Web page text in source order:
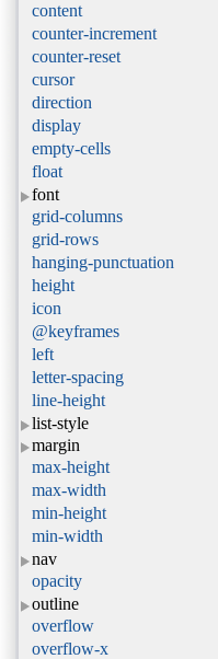
content
counter-increment
counter-reset
cursor
direction
display
empty-cells
float
font
grid-columns
grid-rows
hanging-punctuation
height
icon
@keyframes
left
letter-spacing
line-height
list-style
margin
max-height
max-width
min-height
min-width
nav
opacity
outline
overflow
overflow-x